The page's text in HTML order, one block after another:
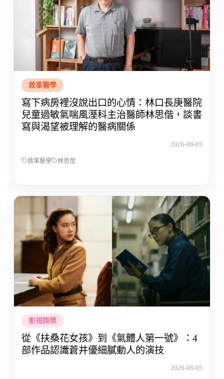
敘事醫學
寫下病房裡沒說出口的心情：林口長庚醫院
兒童過敏氣喘風溼科主治醫師林思偕，談書
寫與渴望被理解的醫病關係
2026-08-05
敘事醫學 林思偕
影視娛樂
從《扶桑花女孩》到《氣體人第一號》：4
部作品認識蒼井優細膩動人的演技
2026-08-05